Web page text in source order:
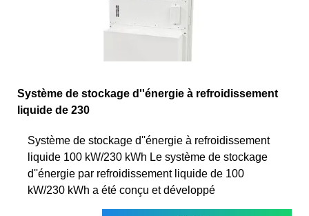
Système de stockage d''énergie à refroidissement
liquide de 230
Système de stockage d''énergie à refroidissement
liquide 100 kW/230 kWh Le système de stockage
d''énergie par refroidissement liquide de 100
kW/230 kWh a été conçu et développé